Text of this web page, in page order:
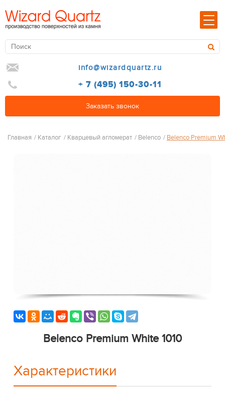
info@wizardquartz.ru
+ 7 (495) 150-30-11
Заказать звонок
Главная / Каталог / Кварцевый агломерат / Belenco / Belenco Premium
Belenco Premium White 1010
Характеристики